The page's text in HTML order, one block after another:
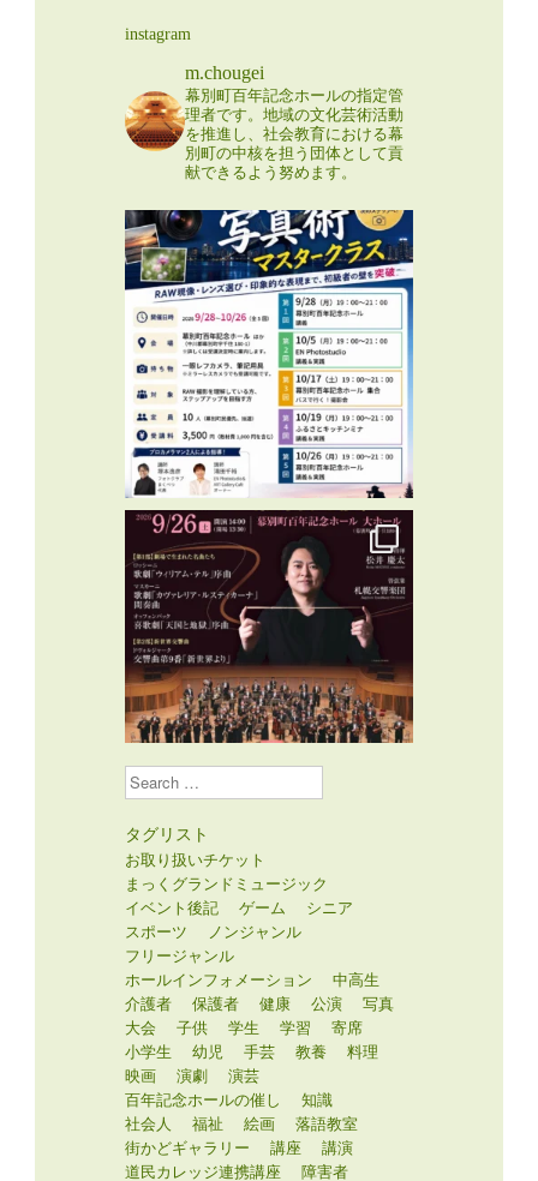
instagram
m.chougei
幕別町百年記念ホールの指定管
理者です。地域の文化芸術活動
を推進し、社会教育における幕
別町の中核を担う団体として貢
献できるよう努めます。
Search
タグリスト
お取り扱いチケット
まっくグランドミュージック
イベント後記
ゲーム
シニア
スポーツ
ノンジャンル
フリージャンル
ホールインフォメーション
中高生
介護者
保護者 健康 公演
写真
大会
子供 学生 学習
寄席
小学生
幼児 手芸 教養
料理
映画
演劇
演芸
百年記念ホールの催し
知識
社会人
福祉 絵画
落語教室
街かどギャラリー
講座
講演
道民カレッジ連携講座
障害者